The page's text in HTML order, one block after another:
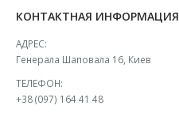
КОНТАКТНАЯ ИНФОРМАЦИЯ
АДРЕС:
Генерала Шаповала 16, Киев
ТЕЛЕФОН:
+38 (097) 164 41 48